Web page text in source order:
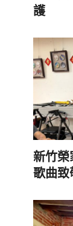
護
新竹
歌曲致